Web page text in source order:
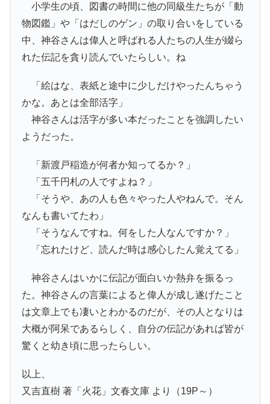
小学生の頃、図書の時間に他の同級生たちが「動
物図鑑」や「はだしのゲン」の取り合いをしている
中、神谷さんは偉人と呼ばれる人たちの人生が綴ら
れた伝記を貪り読んでいたらしい。ね
「絵はな、表紙と途中に少しだけやったんちゃう
かな。あとは全部活字」
神谷さんは活字が多い本だったことを強調したい
ようだった。
「新渡戸稲造が何者か知ってるか？」
「五千円札の人ですよね？」
「そうや、あの人も色々やった人やねんで。そん
なんも書いてたわ」
「そうなんですね。何をした人なんですか？」
「忘れたけど、読んだ時は感心したん覚えてる」
神谷さんはいかに伝記が面白いか熱弁を振るっ
た。神谷さんの言葉によると偉人が成し遂げたこと
は文章上でも凄いとわかるのだが、その人となりは
大概が阿呆であるらしく、自分の伝記があれば皆が
驚くと幼き頃に思ったらしい。
以上、
又吉直樹 著「火花」文春文庫 より（19P～）